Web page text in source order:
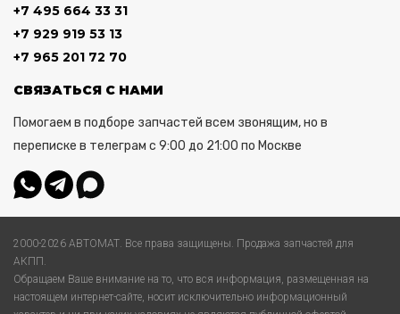
+7 495 664 33 31
+7 929 919 53 13
+7 965 201 72 70
СВЯЗАТЬСЯ С НАМИ
Помогаем в подборе запчастей всем звонящим, но в
переписке в телеграм с 9:00 до 21:00 по Москве
2000-2026 АВТОМАТ. Все права защищены. Продажа запчастей для
АКПП.
Обращаем Ваше внимание на то, что вся информация, размещенная на
настоящем интернет-сайте, носит исключительно информационный